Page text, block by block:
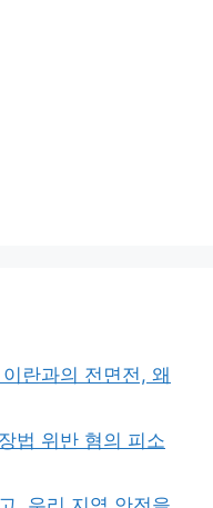
란과의 전면전, 왜
법 위반 혐의 피소